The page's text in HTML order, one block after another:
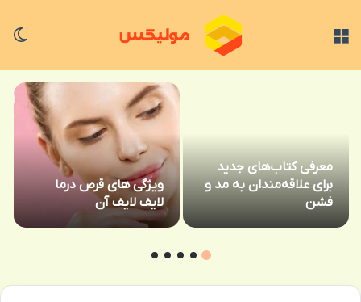
معرفی کتاب‌های جدید
برای علاقه‌مندان به مد و
فشن
ویژگی های قرص درما
لایف لایف آن